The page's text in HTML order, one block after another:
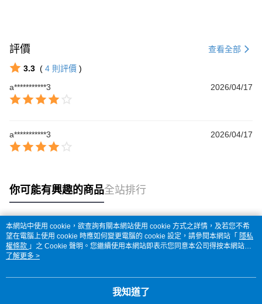
評價 查看全部
3.3 ( 4 則評價 )
a***********3
2026/04/17
a***********3 2026/04/17
你可能有興趣的商品全站排行
熱門標籤
本網站中使用 cookie，欲查詢有關本網站使用 cookie 方式之詳情，及若您不希
望在電腦上使用 cookie 時應如何變更電腦的 cookie 設定，請參閱本網站「 隱私
權條款 」之 Cookie 聲明。您繼續使用本網站即表示您同意本公司得按本網站使
用條款之 Cookie 聲明使用 cookie。
了解更多 >
我知道了